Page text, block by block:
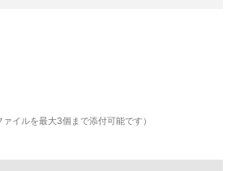
ァイルを最大3個まで添付可能です）